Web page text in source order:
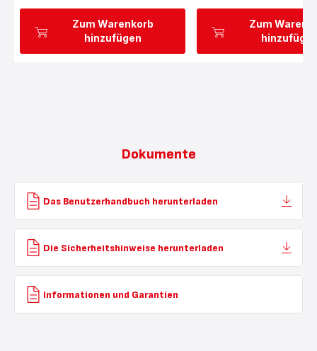
Zum Warenkorb
hinzufügen
Zum
Dokumente
Das Benutzerhandbuch herunterladen
Die Sicherheitshinweise herunterladen
Informationen und Garantien